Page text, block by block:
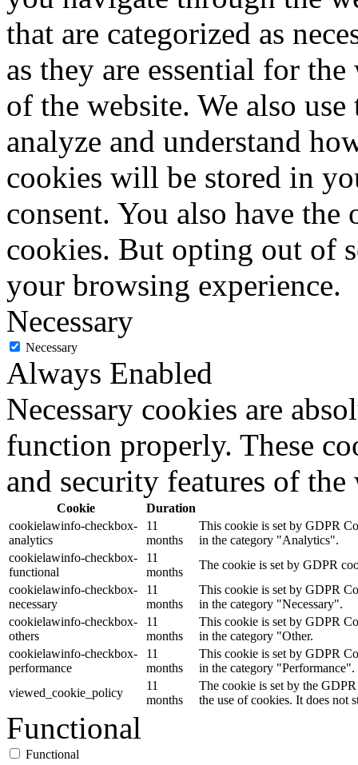
that are categorized as
as they are essential for
of the website. We also
analyze and understand
cookies will be stored in
consent. You also have
cookies. But opting out of
your browsing experience.
Necessary
Necessary
Always Enabled
Necessary cookies are
function properly. These
and security features of
Cookie
Duration
cookielawinfo-checkbox-
analytics
11
months
This cookie is set by GDPR
in the category "Analytics".
cookielawinfo-checkbox-
functional
11
months
The cookie is set by GDPR
cookielawinfo-checkbox-
necessary
11
months
This cookie is set by GDPR
in the category "Necessary".
cookielawinfo-checkbox-
others
11
months
This cookie is set by GDPR
in the category "Other.
cookielawinfo-checkbox-
performance
11
months
This cookie is set by GDPR
in the category "Performance".
viewed_cookie_policy
11
months
The cookie is set by the
the use of cookies. It does not
Functional
Functional